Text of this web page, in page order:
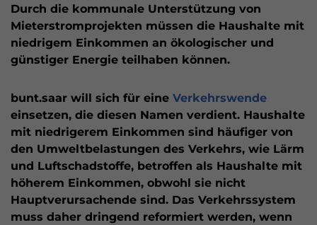
Durch die kommunale Unterstützung von
Mieterstromprojekten müssen die Haushalte mit
niedrigem Einkommen an ökologischer und
günstiger Energie teilhaben können.
bunt.saar will sich für eine Verkehrswende
einsetzen, die diesen Namen verdient. Haushalte
mit niedrigerem Einkommen sind häufiger von
den Umweltbelastungen des Verkehrs, wie Lärm
und Luftschadstoffe, betroffen als Haushalte mit
höherem Einkommen, obwohl sie nicht
Hauptverursachende sind. Das Verkehrssystem
muss daher dringend reformiert werden, wenn